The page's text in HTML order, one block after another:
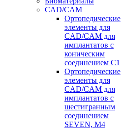
CAD/CAM
Ортопедические
элементы для
CAD/CAM для
имплантатов с
коническим
соединением С1
Ортопедические
элементы для
CAD/CAM для
имплантатов с
шестигранным
соединением
SEVEN, М4